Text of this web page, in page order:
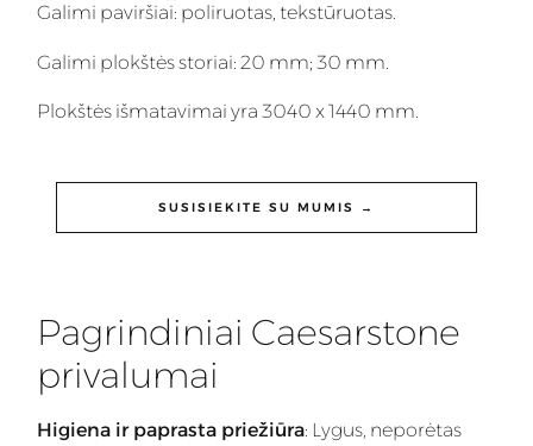
Galimi paviršiai: poliruotas, tekstūruotas.
Galimi plokštės storiai: 20 mm; 30 mm.
Plokštės išmatavimai yra 3040 x 1440 mm.
SUSISIEKITE SU MUMIS →
Pagrindiniai Caesarstone
privalumai
Higiena ir paprasta priežiūra: Lygus, neporėtas